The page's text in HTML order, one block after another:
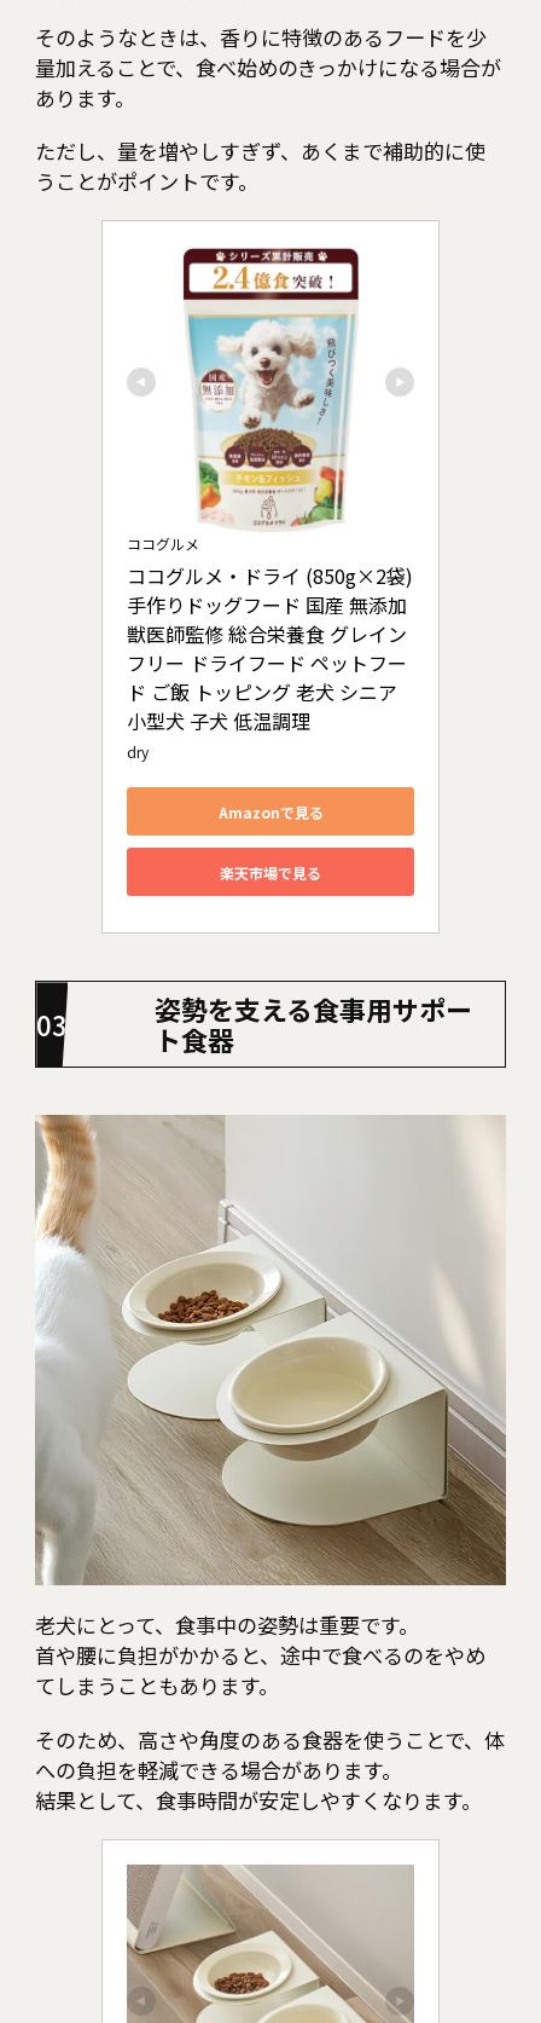
そのようなときは、香りに特徴のあるフードを少
量加えることで、食べ始めのきっかけになる場合が
あります。
ただし、量を増やしすぎず、あくまで補助的に使
うことがポイントです。
ココグルメ
ココグルメ・ドライ (850g×2袋)
手作りドッグフード 国産 無添加
獣医師監修 総合栄養食 グレイン
フリー ドライフード ペットフー
ド ご飯 トッピング 老犬 シニア
小型犬 子犬 低温調理
dry
Amazonで見る
楽天市場で見る
姿勢を支える食事用サポー
ト食器
老犬にとって、食事中の姿勢は重要です。
首や腰に負担がかかると、途中で食べるのをやめ
てしまうこともあります。
そのため、高さや角度のある食器を使うことで、体
への負担を軽減できる場合があります。
結果として、食事時間が安定しやすくなります。